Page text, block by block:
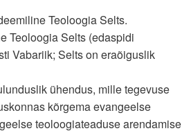
Teoloogia Selts.
Teoloogia Selts (edaspidi
Vabariik; Selts on eraõiguslik
ühendus, mille tegevuse
kõrgema evangeelse
teoloogiateaduse arendamise